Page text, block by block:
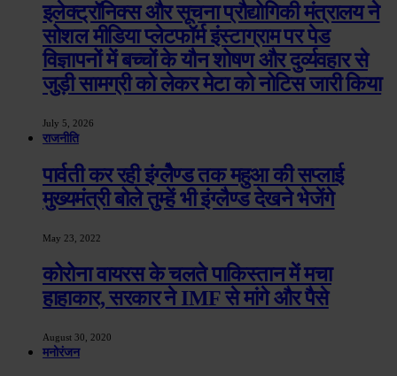
इलेक्ट्रॉनिक्स और सूचना प्रौद्योगिकी मंत्रालय ने
सोशल मीडिया प्लेटफॉर्म इंस्टाग्राम पर पेड
विज्ञापनों में बच्चों के यौन शोषण और दुर्व्यवहार से
जुड़ी सामग्री को लेकर मेटा को नोटिस जारी किया
July 5, 2026
राजनीति
पार्वती कर रही इंग्लेैण्ड तक महुआ की सप्लाई
मुख्यमंत्री बोले तुम्हें भी इंग्लैण्ड देखने भेजेंगे
May 23, 2022
कोरोना वायरस के चलते पाकिस्तान में मचा
हाहाकार, सरकार ने IMF से मांगे और पैसे
August 30, 2020
मनोरंजन